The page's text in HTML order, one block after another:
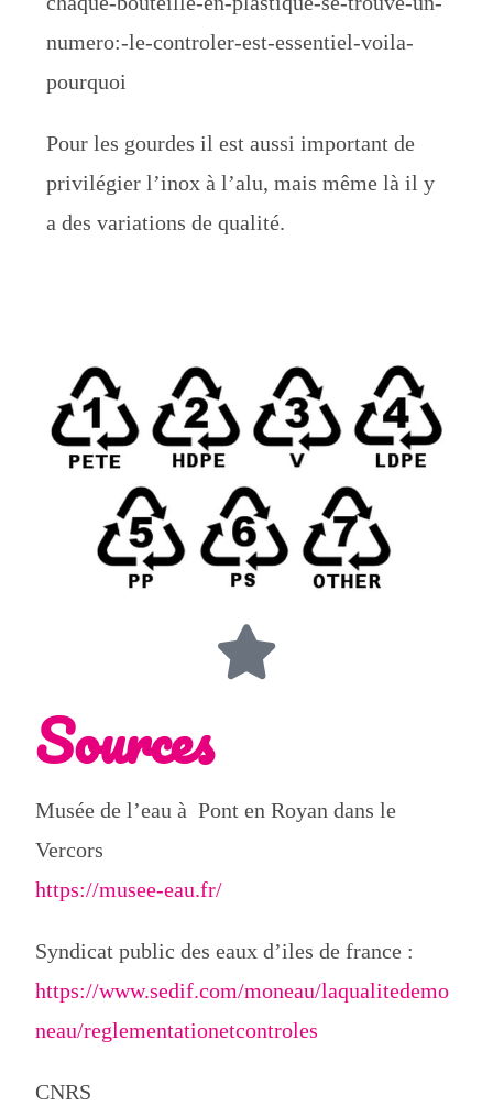
numero:-le-controler-est-essentiel-voila-
pourquoi
Pour les gourdes il est aussi important de
privilégier l’inox à l’alu, mais même là il y
a des variations de qualité.
Sources
Musée de l’eau à Pont en Royan dans le
Vercors
https://musee-eau.fr/
Syndicat public des eaux d’iles de france :
https://www.sedif.com/moneau/laqualitedemo
neau/reglementationetcontroles
CNRS